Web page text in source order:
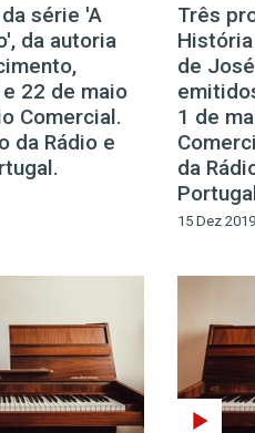
série 'A
da autoria
22 de maio
Comercial.
da Rádio e
Três
de
1 de
da
15 Dez 2019